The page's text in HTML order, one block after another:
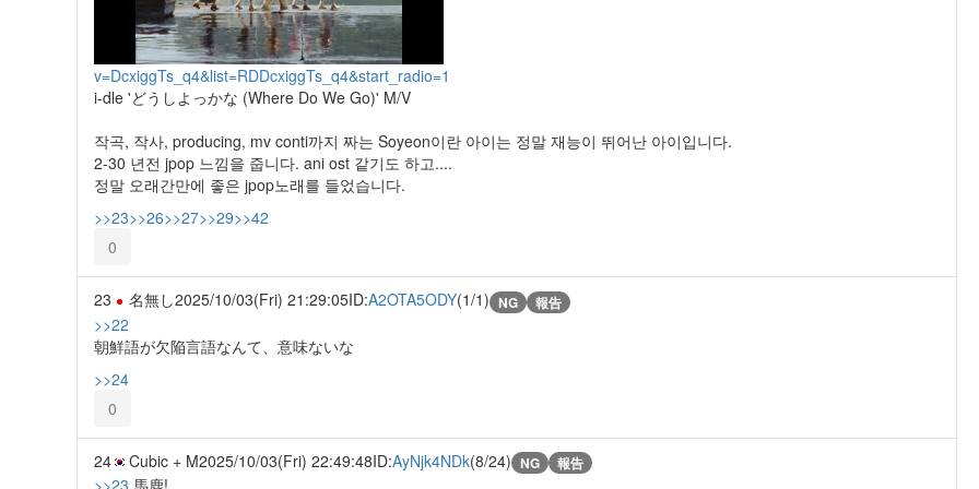
v=DcxiggTs_q4&list=RDDcxiggTs_q4&start_radio=1
i-dle 'どうしよっかな (Where Do We Go)' M/V
작곡, 작사, producing, mv conti까지 짜는 Soyeon이란 아이는 정말 재능이 뛰어난 아이입니다.
2-30 년전 jpop 느낌을 줍니다. ani ost 같기도 하고....
정말 오래간만에 좋은 jpop노래를 들었습니다.
>>23>>26>>27>>29>>42
0
23 名無し2025/10/03(Fri) 21:29:05ID:A2OTA5ODY(1/1) NG 報告
>>22
朝鮮語が欠陥言語なんて、意味ないな
>>24
0
24 Cubic + M2025/10/03(Fri) 22:49:48ID:AyNjk4NDk(8/24) NG 報告
>>23 馬鹿!